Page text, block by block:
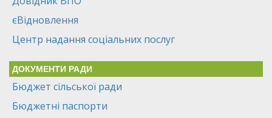
єВідновлення
Центр надання соціальних послуг
ДОКУМЕНТИ РАДИ
Бюджет сільської ради
Бюджетні паспорти